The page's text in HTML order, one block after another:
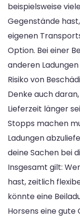
beispielsweise
Gegenstände
eigenen
Option. Bei einer
anderen
Risiko von
Denke auch
Lieferzeit länger
Stopps machen
Ladungen
deine Sachen bei
Insgesamt gilt:
hast, zeitlich
könnte eine
Horsens eine gute